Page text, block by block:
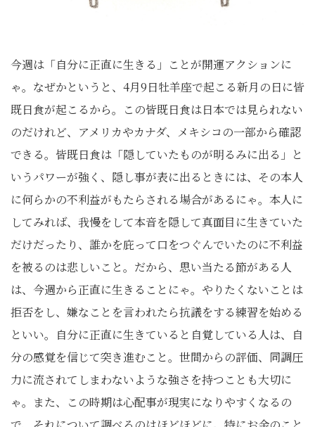
今週は「自分に正直に生きる」ことが開運アクションに
ゃ。なぜかというと、4月9日牡羊座で起こる新月の日に皆
既日食が起こるから。この皆既日食は日本では見られない
のだけれど、アメリカやカナダ、メキシコの一部から確認
できる。皆既日食は「隠していたものが明るみに出る」と
いうパワーが強く、隠し事が表に出るときには、その本人
に何らかの不利益がもたらされる場合があるにゃ。本人に
してみれば、我慢をして本音を隠して真面目に生きていた
だけだったり、誰かを庇って口をつぐんでいたのに不利益
を被るのは悲しいこと。だから、思い当たる節がある人
は、今週から正直に生きることにゃ。やりたくないことは
拒否をし、嫌なことを言われたら抗議をする練習を始める
といい。自分に正直に生きていると自覚している人は、自
分の感覚を信じて突き進むこと。世間からの評価、同調圧
力に流されてしまわないような強さを持つことも大切に
ゃ。また、この時期は心配事が現実になりやすくなるの